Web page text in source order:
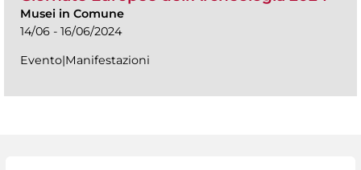
Musei in Comune
14/06 - 16/06/2024
Evento|Manifestazioni